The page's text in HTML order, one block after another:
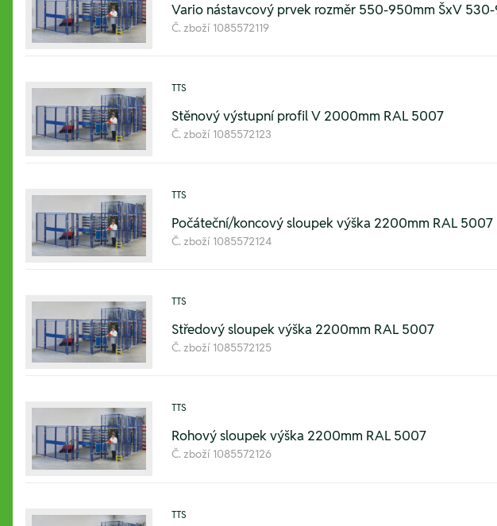
Vario nástavcový prvek rozměr 550-950mm ŠxV
Č. zboží 1085572119
TTS
Stěnový výstupní profil V 2000mm RAL 5007
Č. zboží 1085572123
TTS
Počáteční/koncový sloupek výška 2200mm RAL 5007
Č. zboží 1085572124
TTS
Středový sloupek výška 2200mm RAL 5007
Č. zboží 1085572125
TTS
Rohový sloupek výška 2200mm RAL 5007
Č. zboží 1085572126
TTS